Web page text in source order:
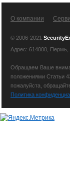
О компании
© 2006-2021
Адрес: 614000, Пермь,
Обращаем Ваше
положениями Статьи
пожалуйста,
Политика